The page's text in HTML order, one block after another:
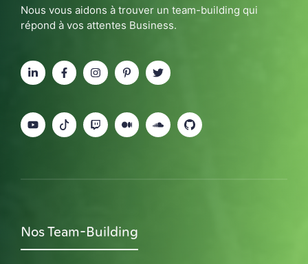
Nous vous aidons à trouver un team-building qui
répond à vos attentes Business.
Nos Team-Building